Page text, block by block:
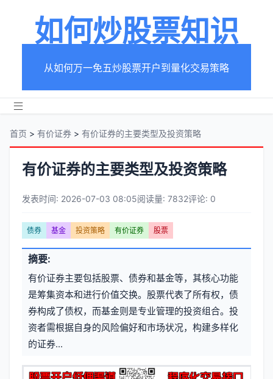
如何炒股票知识
从如何万一免五炒股票开户到量化交易策略
首页 > 有价证券 > 有价证券的主要类型及投资策略
有价证券的主要类型及投资策略
章
元
信
息
发表时间: 2026-07-03 08:05阅读量: 7832评论: 0
文
章
标
签
债券 基金 投资策略 有价证券 股票
摘要:
有价证券主要包括股票、债券和基金等，其核心功能
是筹集资本和进行价值交换。股票代表了所有权，债
券构成了债权，而基金则是专业管理的投资组合。投
资者需根据自身的风险偏好和市场状况，构建多样化
的证券...